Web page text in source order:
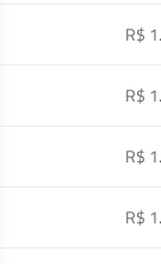
R$
R$
R$
R$